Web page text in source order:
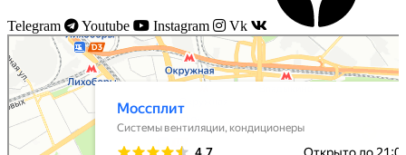
Telegram Youtube Instagram Vk
Моссплит
Системы вентиляции в Москве
Установка кондиционеров в Москве